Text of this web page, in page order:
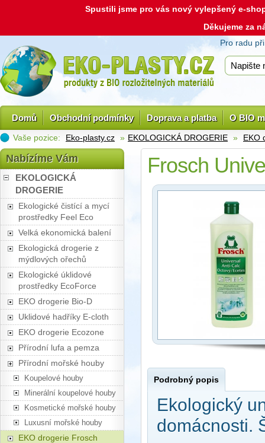
Spustili jsme pro vás nový vylepšený e-
Děkujeme za
Pro radu
Domů Obchodní podmínky Doprava a platba O BIO
Vaše pozice: Eko-plasty.cz » EKOLOGICKÁ DROGERIE » EKO
Nabízíme Vám
EKOLOGICKÁ
DROGERIE
Ekologické čistící a mycí
prostředky Feel Eco
Velká ekonomická balení
Ekologická drogerie z
mýdlových ořechů
Ekologické úklidové
prostředky EcoForce
EKO drogerie Bio-D
Uklidové hadříky E-cloth
EKO drogerie Ecozone
Přírodní lufa a pemza
Přírodní mořské houby
Koupelové houby
Minerální koupelové houby
Kosmetické mořské houby
Luxusní mořské houby
EKO drogerie Frosch
Frosch
Podrobný popis
Ekologický
domácnosti.